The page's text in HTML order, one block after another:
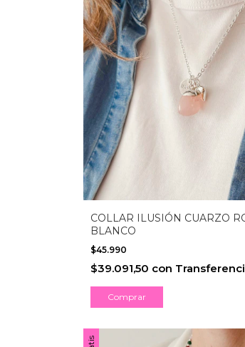
COLLAR ILUSIÓN CUARZO
BLANCO
$45.990
$39.091,50 con